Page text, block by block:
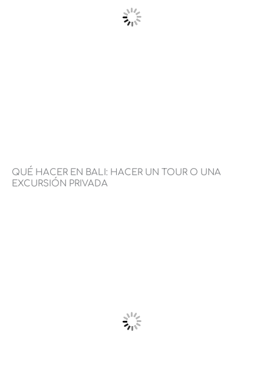
QUÉ HACER EN BALI: HACER UN TOUR O UNA
EXCURSIÓN PRIVADA